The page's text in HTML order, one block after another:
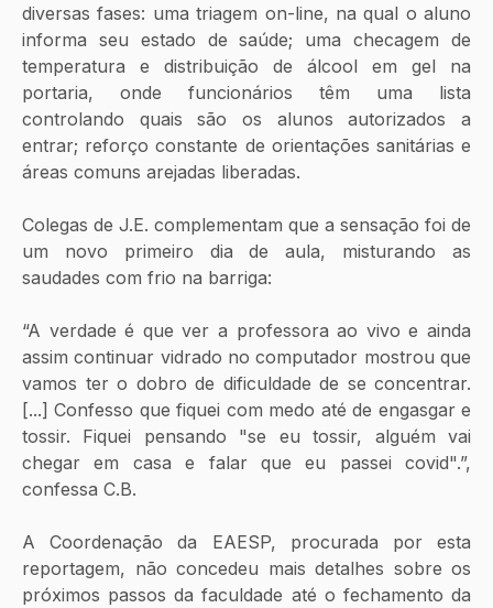
diversas fases: uma triagem on-line, na qual o aluno
informa seu estado de saúde; uma checagem de
temperatura e distribuição de álcool em gel na
portaria, onde funcionários têm uma lista
controlando quais são os alunos autorizados a
entrar; reforço constante de orientações sanitárias e
áreas comuns arejadas liberadas.
Colegas de J.E. complementam que a sensação foi de
um novo primeiro dia de aula, misturando as
saudades com frio na barriga:
“A verdade é que ver a professora ao vivo e ainda
assim continuar vidrado no computador mostrou que
vamos ter o dobro de dificuldade de se concentrar.
[...] Confesso que fiquei com medo até de engasgar e
tossir. Fiquei pensando "se eu tossir, alguém vai
chegar em casa e falar que eu passei covid".”,
confessa C.B.
A Coordenação da EAESP, procurada por esta
reportagem, não concedeu mais detalhes sobre os
próximos passos da faculdade até o fechamento da